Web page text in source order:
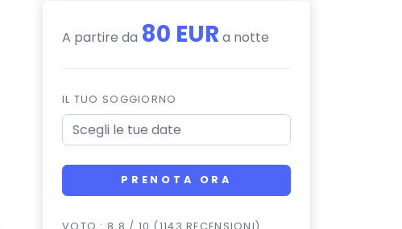
A partire da 80 EUR a notte
IL TUO SOGGIORNO
PRENOTA ORA
VOTO : 8.8 / 10 (1143 RECENSIONI)